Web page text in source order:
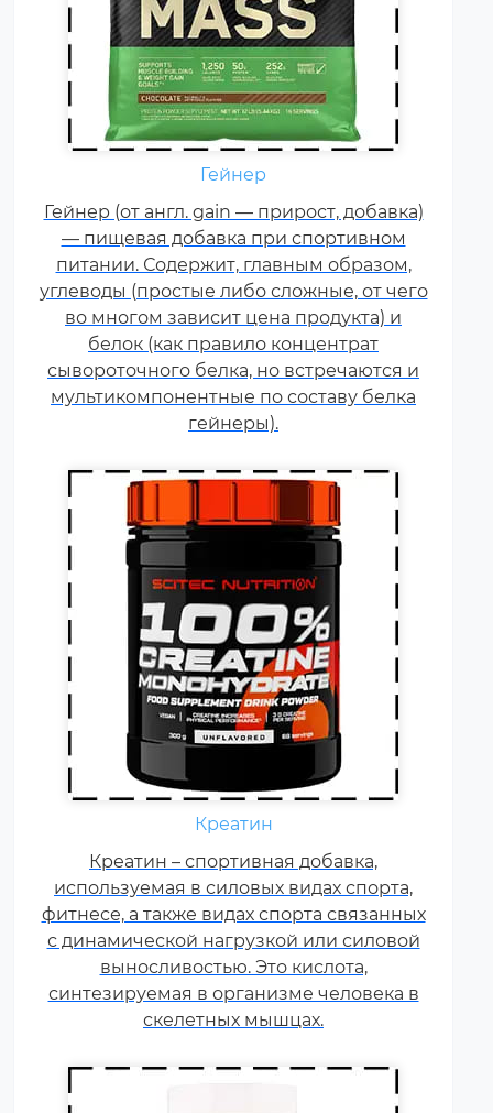
Гейнер
Гейнер (от англ. gain — прирост, добавка)
— пищевая добавка при спортивном
питании. Содержит, главным образом,
углеводы (простые либо сложные, от чего
во многом зависит цена продукта) и
белок (как правило концентрат
сывороточного белка, но встречаются и
мультикомпонентные по составу белка
гейнеры).
Креатин – спортивная добавка,
используемая в силовых видах
спорта, фитнесе, а также видах
спорта связанных с
динамической нагрузкой или
силовой выносливостью. Это
кислота, синтезируемая в
организме человека в
скелетных мышцах.
Креатин
Креатин – спортивная добавка,
используемая в силовых видах спорта,
фитнесе, а также видах спорта связанных
с динамической нагрузкой или силовой
выносливостью. Это кислота,
синтезируемая в организме человека в
скелетных мышцах.
Ежедневно каждому
витамины группы В, карнитин –
витамин Т, витамины С, D, E, F.
Постоянные тренировки,
физические и психологические
нагрузки, соревнования
увеличивают суточную норму
витаминов и минералов в 1,5-2